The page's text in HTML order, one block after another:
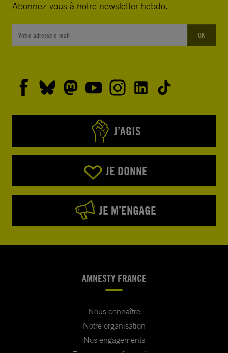
Abonnez-vous à notre newsletter hebdo.
OK
J’AGIS
JE DONNE
JE M’ENGAGE
AMNESTY FRANCE
Nous connaître
Notre organisation
Nos engagements